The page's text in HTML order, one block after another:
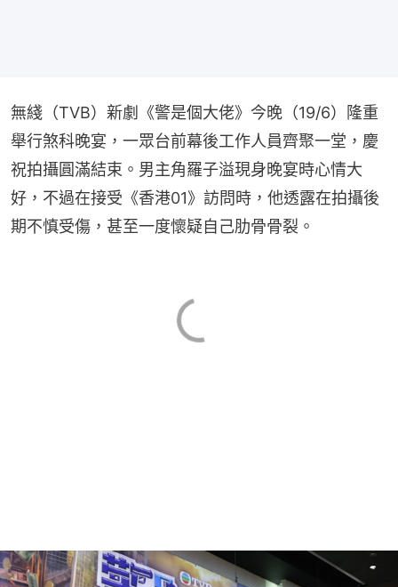
無綫（TVB）新劇《警是個大佬》今晚（19/6）隆重
舉行煞科晚宴，一眾台前幕後工作人員齊聚一堂，慶
祝拍攝圓滿結束。男主角羅子溢現身晚宴時心情大
好，不過在接受《香港01》訪問時，他透露在拍攝後
期不慎受傷，甚至一度懷疑自己肋骨骨裂。